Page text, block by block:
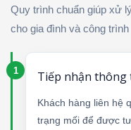
Quy trình chuẩn giúp xử
cho gia đình và công trình
Tiếp nhận thông
Khách hàng liên hệ
trạng mối để được